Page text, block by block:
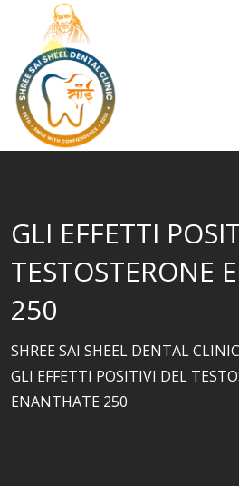
content
GLI EFFETTI
TESTOSTERONE
250
SHREE SAI SHEEL DENTAL CLINIC
GLI EFFETTI POSITIVI DEL
ENANTHATE 250